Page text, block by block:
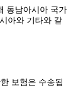
동남아시아 국가
아와 기타와 같
보험은 수송됩